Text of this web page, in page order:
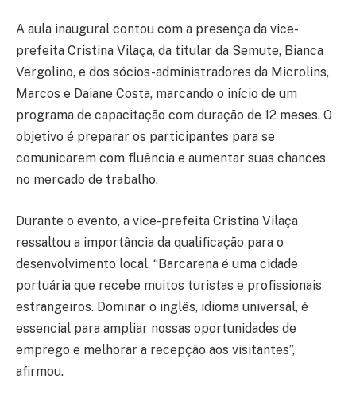
A aula inaugural contou com a presença da vice-
prefeita Cristina Vilaça, da titular da Semute, Bianca
Vergolino, e dos sócios-administradores da Microlins,
Marcos e Daiane Costa, marcando o início de um
programa de capacitação com duração de 12 meses. O
objetivo é preparar os participantes para se
comunicarem com fluência e aumentar suas chances
no mercado de trabalho.
Durante o evento, a vice-prefeita Cristina Vilaça
ressaltou a importância da qualificação para o
desenvolvimento local. “Barcarena é uma cidade
portuária que recebe muitos turistas e profissionais
estrangeiros. Dominar o inglês, idioma universal, é
essencial para ampliar nossas oportunidades de
emprego e melhorar a recepção aos visitantes”,
afirmou.